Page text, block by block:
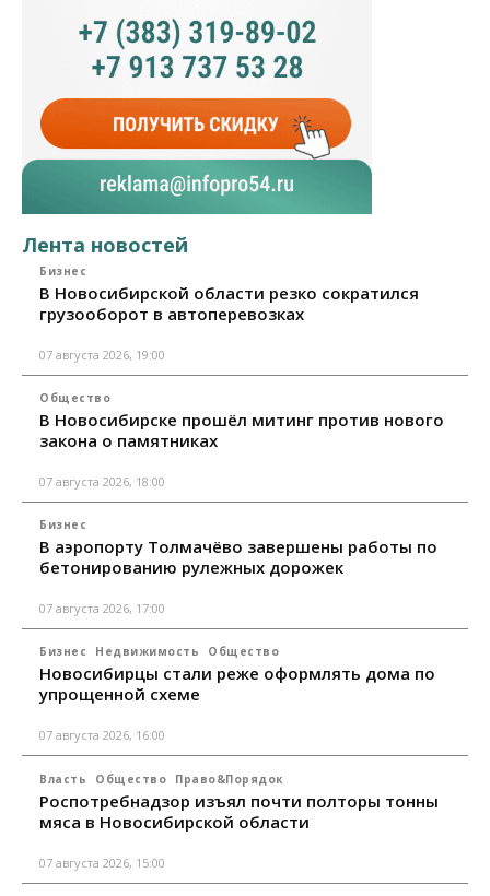
Лента новостей
Бизнес
В Новосибирской области резко сократился
грузооборот в автоперевозках
07 августа 2026, 19:00
Общество
В Новосибирске прошёл митинг против нового
закона о памятниках
07 августа 2026, 18:00
Бизнес
В аэропорту Толмачёво завершены работы по
бетонированию рулежных дорожек
07 августа 2026, 17:00
Бизнес Недвижимость Общество
Новосибирцы стали реже оформлять дома по
упрощенной схеме
07 августа 2026, 16:00
Власть Общество Право&Порядок
Роспотребнадзор изъял почти полторы тонны
мяса в Новосибирской области
07 августа 2026, 15:00